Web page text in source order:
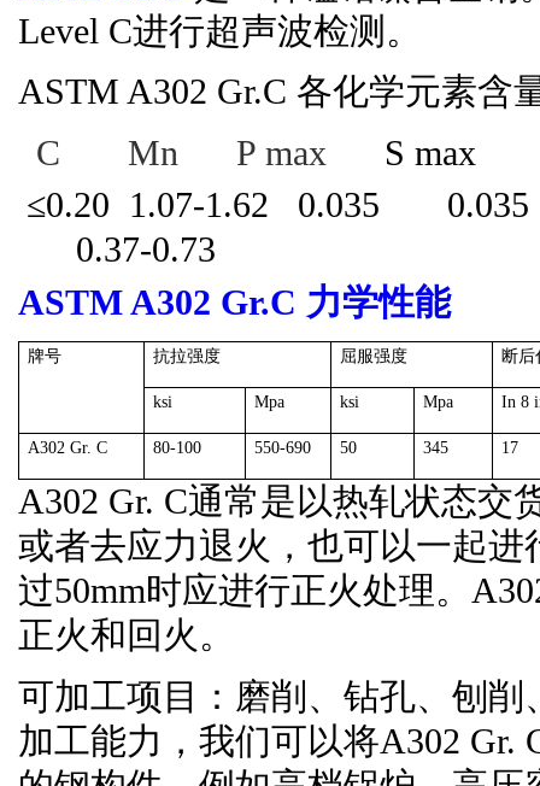
Level C进行超声波检测。
ASTM A302 Gr.C 各化学元素含
C
Mn P max S
≤0.20 1.07-1.62
0.035
0.37-0.73
ASTM A302 Gr.C 力学性能
牌号 抗拉强度 屈服强度 断后
ksi Mpa ksi Mpa In 8
A302 Gr. C 80-100 550-690 50 345 17
A302 Gr. C通常是以热轧状态交
或者去应力退火，也可以一起进
过50mm时应进行正火处理。
正火和回火。
可加工项目：磨削、钻孔、刨
加工能力，我们可以将A302 Gr.